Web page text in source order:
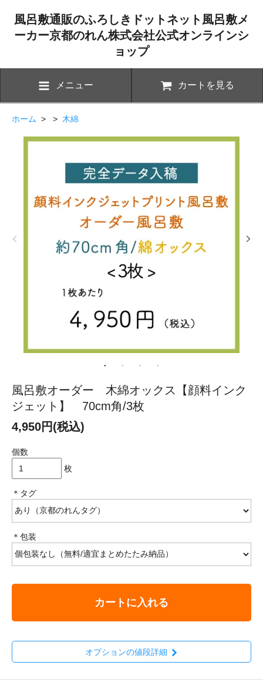
風呂敷通販のふろしきドットネット風呂敷メ
ーカー京都のれん株式会社公式オンラインシ
ョップ
メニュー カートを見る
ホーム > > 木綿
風呂敷オーダー 木綿オックス【顔料インク
ジェット】 70cm角/3枚
4,950円(税込)
個数
枚
＊タグ
＊包装
カートに入れる
オプションの値段詳細